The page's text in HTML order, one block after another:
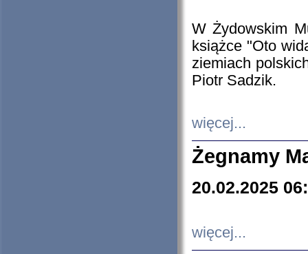
W Żydowskim
książce "Oto
ziemiach
Piotr Sadzik.
więcej...
Żegnamy
20.02.2025
więcej...